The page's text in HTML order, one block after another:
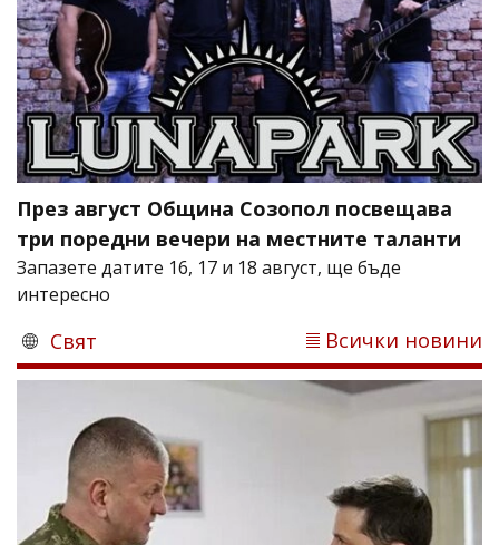
През август Община Созопол посвещава
три поредни вечери на местните таланти
Запазете датите 16, 17 и 18 август, ще бъде
интересно
Свят Всички новини